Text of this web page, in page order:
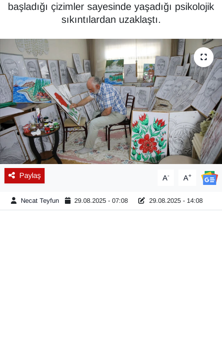
başladığı çizimler sayesinde yaşadığı psikolojik
sıkıntılardan uzaklaştı.
Paylaş A- A+
Necat Teyfun 29.08.2025 - 07:08 29.08.2025 - 14:08
Deprem
Diğer
DÜNYA
EĞİTİM
EKONOMİ
Eleman
En çok konuşulanlar
Son Dakika Haberleri